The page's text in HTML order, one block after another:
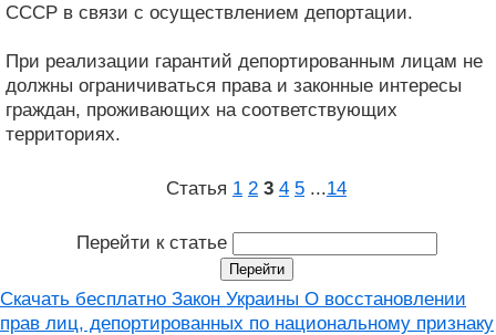
СССР в связи с осуществлением депортации.
При реализации гарантий депортированным лицам не
должны ограничиваться права и законные интересы
граждан, проживающих на соответствующих
территориях.
Статья 1 2 3 4 5 ...14
Перейти к статье
Скачать бесплатно Закон Украины О восстановлении
прав лиц, депортированных по национальному признаку